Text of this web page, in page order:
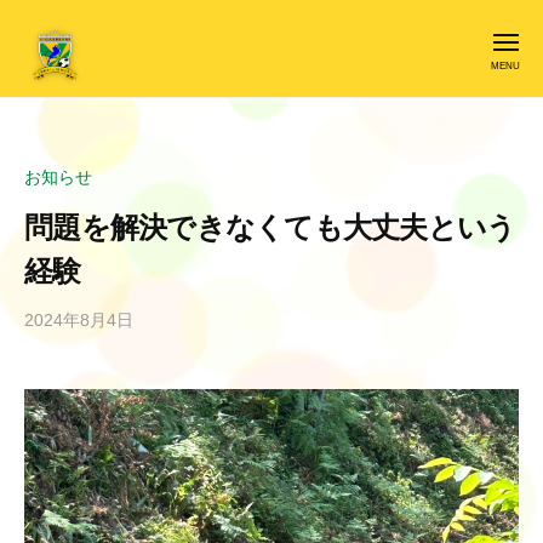
東
近
江
F
C
レ
ジ
ン
ス
メ
ニ
ー
お知らせ
問題を解決できなくても大丈夫という
経験
2024年8月4日
e
s
i
l
i
近
江
F
ジ
リ
エ
ン